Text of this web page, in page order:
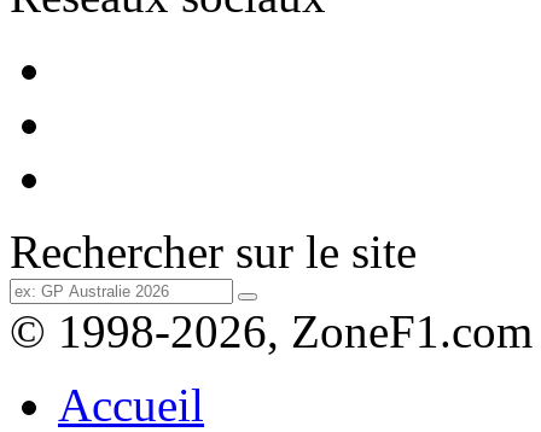
Rechercher sur le site
© 1998-2026, ZoneF1.com
Accueil